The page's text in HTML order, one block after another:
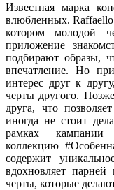
Известная марка
влюбленных.
котором молодой
приложение
подбирают образы,
впечатление. Но
интерес друг к
черты другого.
друга, что
иногда не стоит
рамках кампании
коллекцию
содержит
вдохновляет
черты, которые